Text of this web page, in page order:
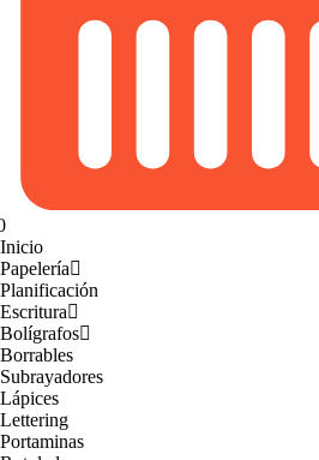
Inicio
Papelería
Planificación
Escritura
Bolígrafos
Borrables
Subrayadores
Lápices
Lettering
Portaminas